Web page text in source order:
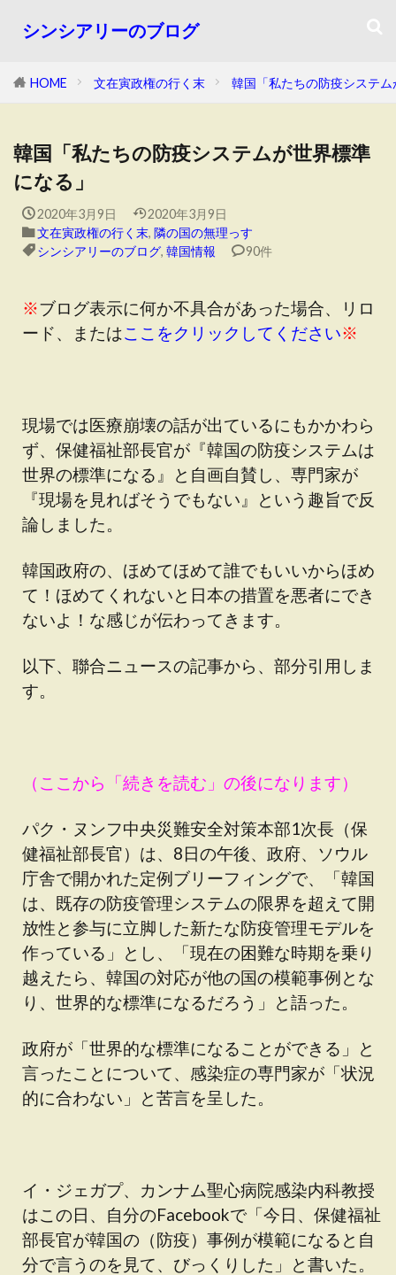
シンシアリーのブログ
HOME 文在寅政権の行く末 韓国「私たちの防疫システ
韓国「私たちの防疫システムが世界標準
になる」
2020年3月9日
2020年3月9日
文在寅政権の行く末, 隣の国の無理っす
シンシアリーのブログ, 韓国情報 90件
※ブログ表示に何か不具合があった場合、リロ
ード、またはここをクリックしてください※
現場では医療崩壊の話が出ているにもかかわら
ず、保健福祉部長官が『韓国の防疫システムは
世界の標準になる』と自画自賛し、専門家が
『現場を見ればそうでもない』という趣旨で反
論しました。
韓国政府の、ほめてほめて誰でもいいからほめ
て！ほめてくれないと日本の措置を悪者にでき
ないよ！な感じが伝わってきます。
以下、聯合ニュースの記事から、部分引用しま
す。
（ここから「続きを読む」の後になります）
パク・ヌンフ中央災難安全対策本部1次長（保
健福祉部長官）は、8日の午後、政府、ソウル
庁舎で開かれた定例ブリーフィングで、「韓国
は、既存の防疫管理システムの限界を超えて開
放性と参与に立脚した新たな防疫管理モデルを
作っている」とし、「現在の困難な時期を乗り
越えたら、韓国の対応が他の国の模範事例とな
り、世界的な標準になるだろう」と語った。
政府が「世界的な標準になることができる」と
言ったことについて、感染症の専門家が「状況
的に合わない」と苦言を呈した。
イ・ジェガプ、カンナム聖心病院感染内科教授
はこの日、自分のFacebookで「今日、保健福祉
部長官が韓国の（防疫）事例が模範になると自
分で言うのを見て、びっくりした」と書いた。